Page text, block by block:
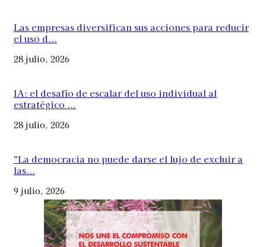
Las empresas diversifican sus acciones para reducir
el uso d...
28 julio, 2026
IA: el desafío de escalar del uso individual al
estratégico ...
28 julio, 2026
“La democracia no puede darse el lujo de excluir a
las...
9 julio, 2026